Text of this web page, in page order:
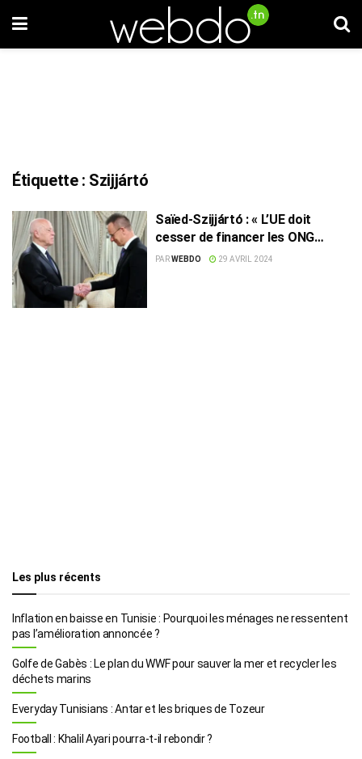
Étiquette : Szijjártó
Saïed-Szijjártó : « L’UE doit
cesser de financer les ONG
complices du trafic de
PARWEBDO 29 AVRIL 2024
Les plus récents
Inflation en baisse en Tunisie : Pourquoi les ménages ne ressentent
pas l’amélioration annoncée ?
Golfe de Gabès : Le plan du WWF pour sauver la mer et recycler les
déchets marins
Everyday Tunisians : Antar et les briques de Tozeur
Football : Khalil Ayari pourra-t-il rebondir ?